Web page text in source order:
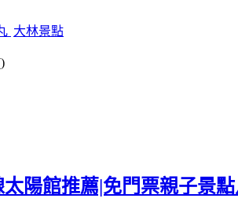
大林景點
)
太陽館推薦|免門票親子景